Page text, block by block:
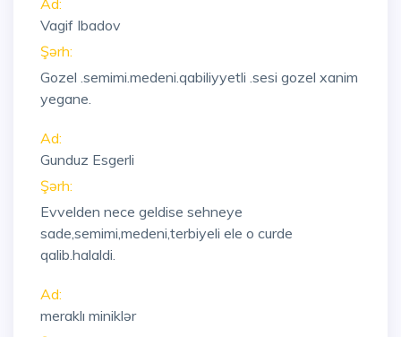
Ad:
Vagif Ibadov
Şərh:
Gozel .semimi.medeni.qabiliyyetli .sesi gozel xanim
yegane.
Ad:
Gunduz Esgerli
Şərh:
Evvelden nece geldise sehneye
sade,semimi,medeni,terbiyeli ele o curde
qalib.halaldi.
Ad:
meraklı miniklər